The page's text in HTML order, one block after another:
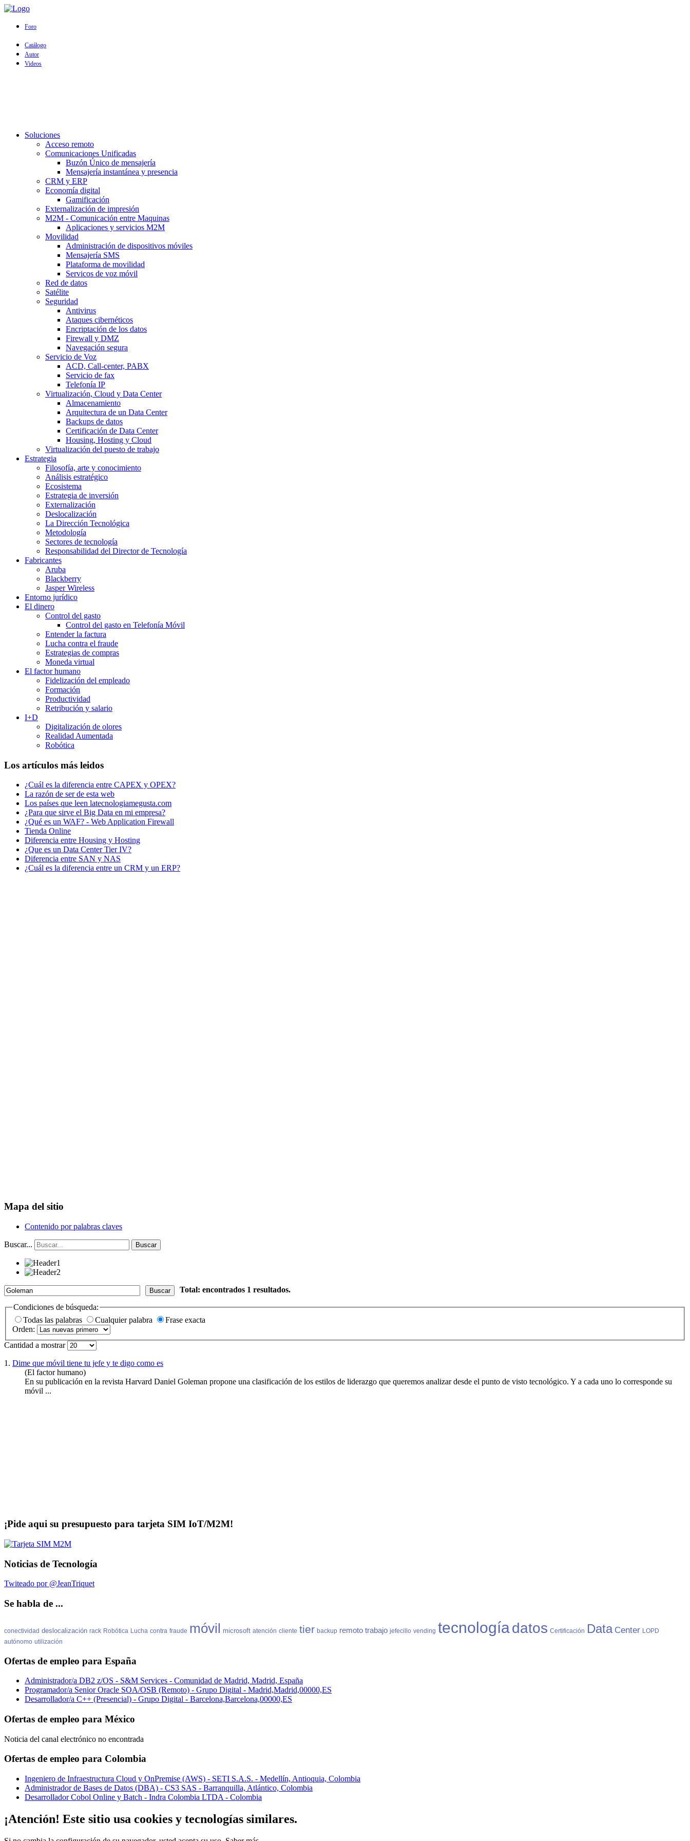
Foro
Catálogo
Autor
Videos
Soluciones
Acceso remoto
Comunicaciones Unificadas
Buzón Único de mensajería
Mensajería instantánea y presencia
CRM y ERP
Economía digital
Gamificación
Externalización de impresión
M2M - Comunicación entre Maquinas
Aplicaciones y servicios M2M
Movilidad
Administración de dispositivos móviles
Mensajería SMS
Plataforma de movilidad
Servicos de voz móvil
Red de datos
Satélite
Seguridad
Antivirus
Ataques cibernéticos
Encriptación de los datos
Firewall y DMZ
Navegación segura
Servicio de Voz
ACD, Call-center, PABX
Servicio de fax
Telefonía IP
Virtualización, Cloud y Data Center
Almacenamiento
Arquitectura de un Data Center
Backups de datos
Certificación de Data Center
Housing, Hosting y Cloud
Virtualización del puesto de trabajo
Estrategia
Filosofía, arte y conocimiento
Análisis estratégico
Ecosistema
Estrategia de inversión
Externalización
Deslocalización
La Dirección Tecnológica
Metodología
Sectores de tecnología
Responsabilidad del Director de Tecnología
Fabricantes
Aruba
Blackberry
Jasper Wireless
Entorno jurídico
El dinero
Control del gasto
Control del gasto en Telefonía Móvil
Entender la factura
Lucha contra el fraude
Estrategias de compras
Moneda virtual
El factor humano
Fidelización del empleado
Formación
Productividad
Retribución y salario
I+D
Digitalización de olores
Realidad Aumentada
Robótica
Los artículos más leidos
¿Cuál es la diferencia entre CAPEX y OPEX?
La razón de ser de esta web
Los países que leen latecnologiamegusta.com
¿Para que sirve el Big Data en mi empresa?
¿Qué es un WAF? - Web Application Firewall
Tienda Online
Diferencia entre Housing y Hosting
¿Que es un Data Center Tier IV?
Diferencia entre SAN y NAS
¿Cuál es la diferencia entre un CRM y un ERP?
Mapa del sitio
Contenido por palabras claves
Buscar... Buscar
Buscar Total: encontrados 1 resultados.
Condiciones de búsqueda:
Todas las palabras
Cualquier palabra
Frase exacta
Orden:
Cantidad a mostrar
1. Dime que móvil tiene tu jefe y te digo como es
(El factor humano)
En su publicación en la revista Harvard Daniel Goleman propone una clasificación de los estilos de liderazgo que queremos analizar desde el punto de visto tecnológico. Y a cada uno lo corresponde su
móvil ...
¡Pide aqui su presupuesto para tarjeta SIM IoT/M2M!
Noticias de Tecnología
Twiteado por @JeanTriquet
Se habla de ...
conectividad deslocalización rack Robótica Lucha contra fraude móvil microsoft atención cliente tier backup remoto trabajo jefecillo vending tecnologíadatos Certificación Data Center LOPD
autónomo utilización
Ofertas de empleo para España
Administrador/a DB2 z/OS - S&M Services - Comunidad de Madrid, Madrid, España
Programador/a Senior Oracle SOA/OSB (Remoto) - Grupo Digital - Madrid,Madrid,00000,ES
Desarrollador/a C++ (Presencial) - Grupo Digital - Barcelona,Barcelona,00000,ES
Ofertas de empleo para México
Noticia del canal electrónico no encontrada
Ofertas de empleo para Colombia
Ingeniero de Infraestructura Cloud y OnPremise (AWS) - SETI S.A.S. - Medellín, Antioquia, Colombia
Administrador de Bases de Datos (DBA) - CS3 SAS - Barranquilla, Atlántico, Colombia
Desarrollador Cobol Online y Batch - Indra Colombia LTDA - Colombia
¡Atención! Este sitio usa cookies y tecnologías similares.